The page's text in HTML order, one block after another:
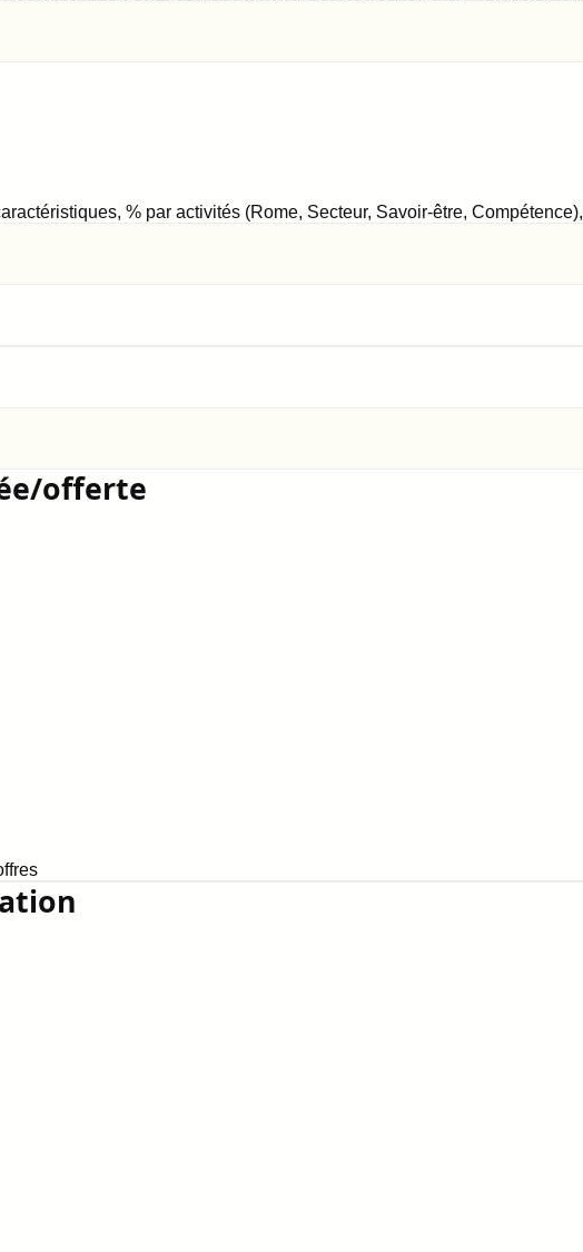
% par activités (Rome, Secteur, Savoir-être, Compétence),
offerte